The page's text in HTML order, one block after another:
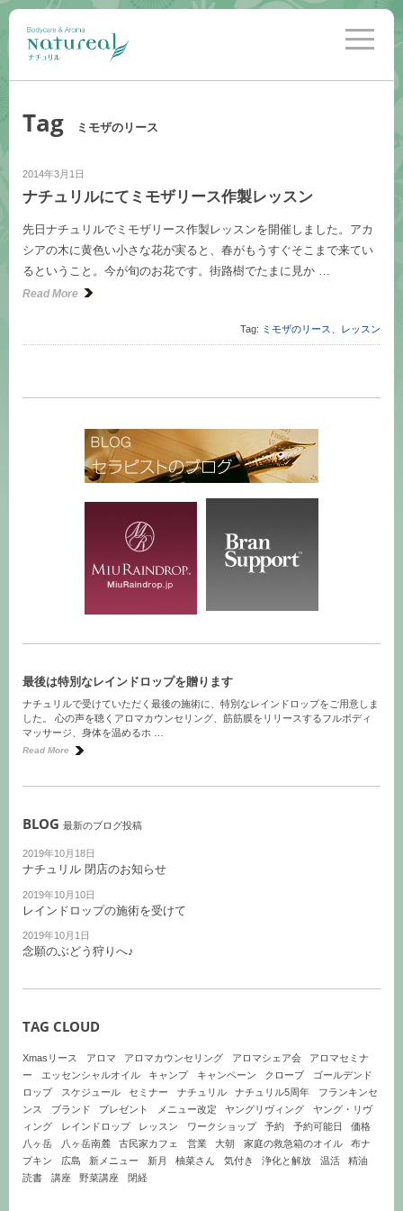
toggle
Tag ミモザのリース
2014年3月1日
ナチュリルにてミモザリース作製レッスン
先日ナチュリルでミモザリース作製レッスンを開催しました。アカ
シアの木に黄色い小さな花が実ると、春がもうすぐそこまで来てい
るということ。今が旬のお花です。街路樹でたまに見か …
Read More
Tag: ミモザのリース レッスン
最後は特別なレインドロップを贈ります
ナチュリルで受けていただく最後の施術に、特別なレインドロップをご用意しま
した。 心の声を聴くアロマカウンセリング、筋筋膜をリリースするフルボディ
マッサージ、身体を温めるホ …
Read More
BLOG 最新のブログ投稿
2019年10月18日
ナチュリル 閉店のお知らせ
2019年10月10日
レインドロップの施術を受けて
2019年10月1日
念願のぶどう狩りへ♪
TAG CLOUD
Xmasリース アロマ アロマカウンセリング アロマシェア会
アロマセミナ
ー
エッセンシャルオイル キャンプ キャンペーン クローブ
ゴールデンド
ロップ
スケジュール セミナー ナチュリル ナチュリル5周年
フランキンセ
ンス
ブランド プレゼント メニュー改定 ヤングリヴィング
ヤング・リヴ
ィング
レインドロップ レッスン ワークショップ 予約 予約可能日
価格
八ヶ岳
八ヶ岳南麓 古民家カフェ 営業 大朝 家庭の救急箱のオイル
布ナ
プキン
広島 新メニュー 新月 柚菜さん 気付き 浄化と解放 温活
精油
読書
講座 野菜講座 閉経